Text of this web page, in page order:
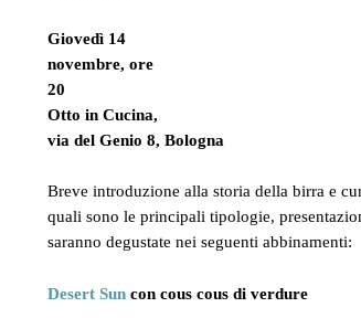
Giovedì 14
novembre, ore
20
Otto in Cucina,
via del Genio 8, Bologna
Breve introduzione alla storia della birra e
quali sono le principali tipologie,
saranno degustate nei seguenti abbinamenti:
Desert Sun con cous cous di verdure